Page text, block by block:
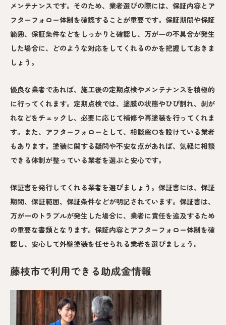
メンテナンスです。そのため、業者選びの際には、保証内容とア
フターフォロー体制を確認することが重要です。保証期間や保証
範囲、保証条件などをしっかりと確認し、万が一の不具合が発生
した場合に、どのような対応をしてくれるのかを把握しておきま
しょう。
優良な業者であれば、施工後の定期点検やメンテナンスを積極的
に行ってくれます。定期点検では、塗膜の状態やひび割れ、剥が
れなどをチェックし、必要に応じて補修や再塗装を行ってくれま
す。また、アフターフォローとして、相談窓口を設けている業者
もあります。塗装に関する疑問や不安な点があれば、気軽に相談
できる体制が整っている業者を選ぶと安心です。
保証書を発行してくれる業者を選びましょう。保証書には、保証
期間、保証範囲、保証条件などが明記されています。保証書は、
万が一のトラブルが発生した場合に、業者に責任を追及するため
の重要な書類となります。保証内容とアフターフォロー体制を確
認し、安心して外壁塗装を任せられる業者を選びましょう。
藤枝市で利用できる助成金情報